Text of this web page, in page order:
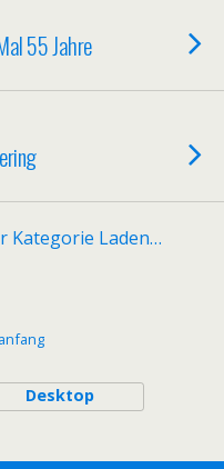
55 Jahre
Kategorie Laden…
Desktop